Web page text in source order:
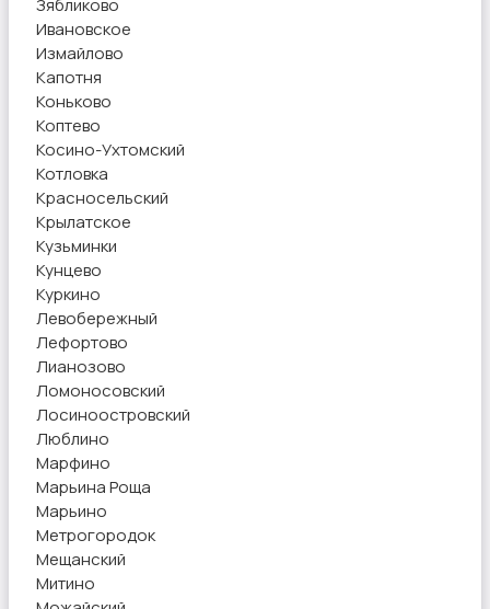
Ивановское
Измайлово
Капотня
Коньково
Коптево
Косино-Ухтомский
Котловка
Красносельский
Крылатское
Кузьминки
Кунцево
Куркино
Левобережный
Лефортово
Лианозово
Ломоносовский
Лосиноостровский
Люблино
Марфино
Марьина Роща
Марьино
Метрогородок
Мещанский
Митино